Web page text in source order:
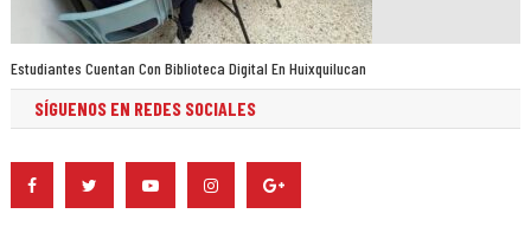
Estudiantes Cuentan Con Biblioteca Digital En Huixquilucan
SÍGUENOS EN REDES SOCIALES